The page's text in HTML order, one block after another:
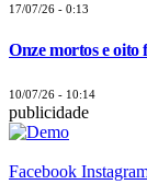
17/07/26 - 0:13
Onze mortos e oito
10/07/26 - 10:14
publicidade
Facebook